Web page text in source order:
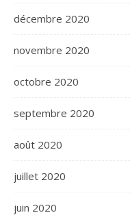
décembre 2020
novembre 2020
octobre 2020
septembre 2020
août 2020
juillet 2020
juin 2020